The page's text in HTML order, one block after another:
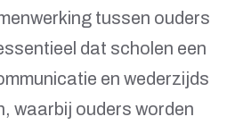
tussen ouders
dat scholen een
en wederzijds
waarbij ouders worden